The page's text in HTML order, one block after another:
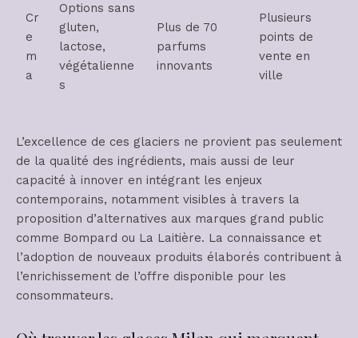
Cr
e
m
a
Options sans
gluten,
lactose,
végétalienne
s
Plus de 70
parfums
innovants
Plusieurs
points de
vente en
ville
L’excellence de ces glaciers ne provient pas seulement
de la qualité des ingrédients, mais aussi de leur
capacité à innover en intégrant les enjeux
contemporains, notamment visibles à travers la
proposition d’alternatives aux marques grand public
comme Bompard ou La Laitière. La connaissance et
l’adoption de nouveaux produits élaborés contribuent à
l’enrichissement de l’offre disponible pour les
consommateurs.